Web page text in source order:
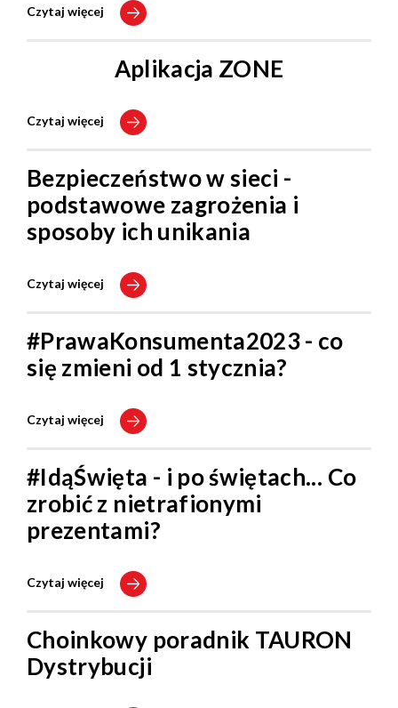
Czytaj więcej
Aplikacja ZONE
Czytaj więcej
Bezpieczeństwo w sieci -
podstawowe zagrożenia i
sposoby ich unikania
Czytaj więcej
#PrawaKonsumenta2023 - co
się zmieni od 1 stycznia?
Czytaj więcej
#IdąŚwięta - i po świętach... Co
zrobić z nietrafionymi
prezentami?
Czytaj więcej
Choinkowy poradnik TAURON
Dystrybucji